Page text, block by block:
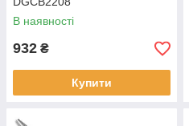
В наявності
932 ₴
Купити